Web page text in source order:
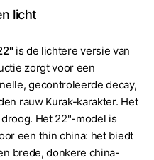
licht
is de lichtere versie van
zorgt voor een
gecontroleerde decay,
rauw Kurak-karakter. Het
Het 22"-model is
een thin china: het biedt
brede, donkere china-